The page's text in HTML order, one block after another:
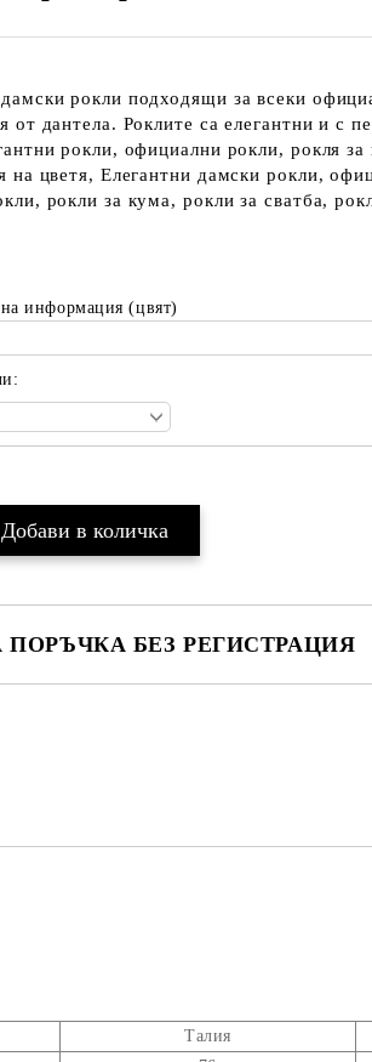
рокли подходящи за всеки
от дантела. Роклите са елегантни и с
рокли, официални рокли, рокля
на цветя, Елегантни дамски рокли,
рокли за кума, рокли за сватба,
информация (цвят)
ПОРЪЧКА БЕЗ РЕГИСТРАЦИЯ
Талия